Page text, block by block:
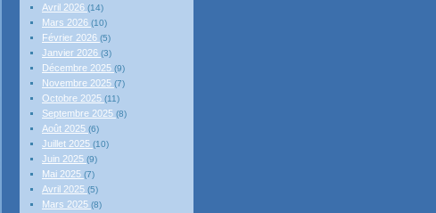
Avril 2026 (14)
Mars 2026 (10)
Février 2026 (5)
Janvier 2026 (3)
Décembre 2025 (9)
Novembre 2025 (7)
Octobre 2025 (11)
Septembre 2025 (8)
Août 2025 (6)
Juillet 2025 (10)
Juin 2025 (9)
Mai 2025 (7)
Avril 2025 (5)
Mars 2025 (8)